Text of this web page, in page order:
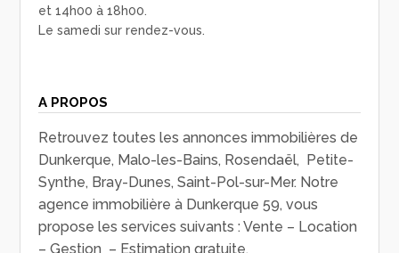
et 14h00 à 18h00.
Le samedi sur rendez-vous.
A PROPOS
Retrouvez toutes les annonces immobilières de
Dunkerque, Malo-les-Bains, Rosendaël, Petite-
Synthe, Bray-Dunes, Saint-Pol-sur-Mer. Notre
agence immobilière à Dunkerque 59, vous
propose les services suivants : Vente – Location
– Gestion – Estimation gratuite.